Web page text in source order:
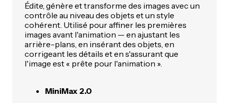
Édite, génère et transforme des images avec un
contrôle au niveau des objets et un style
cohérent. Utilisé pour affiner les premières
images avant l'animation — en ajustant les
arrière-plans, en insérant des objets, en
corrigeant les détails et en s'assurant que
l'image est « prête pour l'animation ».
MiniMax 2.0